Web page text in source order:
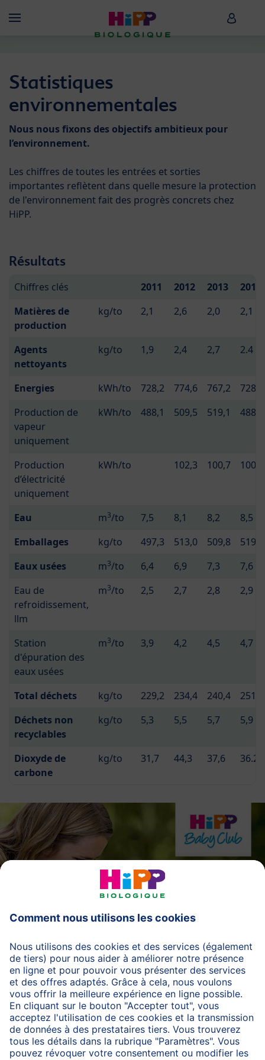
Menü HiPP
Statistiques
environnementales
Nous nous fixons des objectifs ambitieux pour
l’environnement.
Les chiffres de toutes les entrées et sorties
importantes reflètent dans quelle mesure la protection
de l'environnement fait des progrès concrets chez
HiPP.
Résultats
Chiffres clés 2011 2012 2013
2014
Matières de
production
kg/to 2,1 2,6 2,0 2,1
Agents
nettoyants
kg/to 1,9 2,4 2,7 2.4
Energies kWh/to 728,2 774,6 767,2
728
Production de
vapeur
uniquement
kWh/to 488,1 509,5 519,1 488,1
Production
d’électricité
uniquement
kWh/to 102,3 100,7 100,7
Eau m3/to 7,5 8,1 8,2
8,5
Emballages
kg/to 497,3 513,0 509,8
519,8
Eaux usées
m3/to 6,4 6,9 7,3
7,6
Eau de
refroidissement,
llm
m3/to 2,5 2,7 2,8 2,9
Station
d'épuration des
eaux usées
m3/to 3,9 4,2 4,5 4,7
Total déchets kg/to 229,2 234,4 240,4
251,9
Déchets non
recyclables
kg/to 5,3 5,5 5,7 5,9
Dioxyde de
carbone
kg/to 31,7 44,3 37,6 36.2
Inscription
Plus de:Qualité bio et durabilité